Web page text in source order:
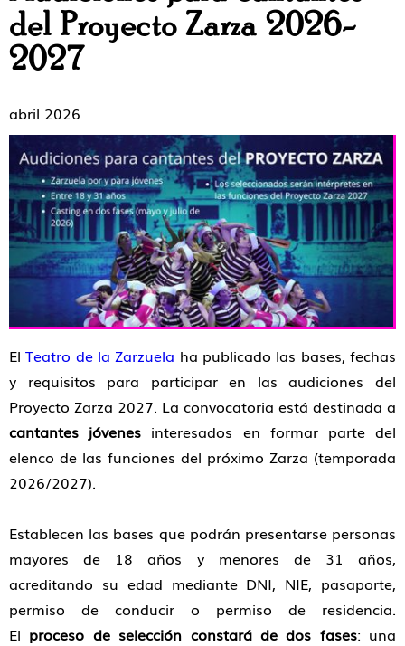
del Proyecto Zarza 2026-
2027
abril 2026
ElTeatro de la Zarzuela ha publicado las bases, fechas
y requisitos para participar en las audiciones del
Proyecto Zarza 2027. La convocatoria está destinada a
cantantes jóvenes interesados en formar parte del
elenco de las funciones del próximo Zarza (temporada
2026/2027).
Establecen las bases que podrán presentarse personas
mayores de 18 años y menores de 31 años,
acreditando su edad mediante DNI, NIE, pasaporte,
permiso de conducir o permiso de residencia.
El proceso de selección constará de dos fases: una